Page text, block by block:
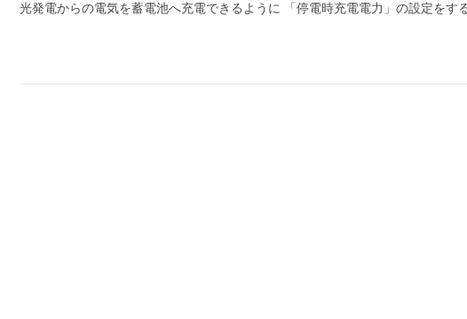
光発電からの電気を蓄電池へ充電できるように 「停電時充電電力」の設定をす